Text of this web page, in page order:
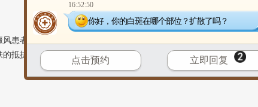
者的免疫系统更容易受到损伤。长期患有白癜风可能会导致老年
抵抗力下降使得老年白癜风患者更容易患上皮肤感染，增加了一系
16:52:50
你好，你的白斑在哪个部位？扩散了吗？
点击预约 立即回复